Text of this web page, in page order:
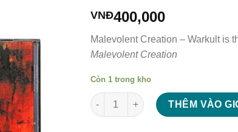
VNĐ400,000
Malevolent Creation – Warkult is
Malevolent Creation
Còn 1 trong kho
Malevolent Creation - Warkult số
THÊM VÀO